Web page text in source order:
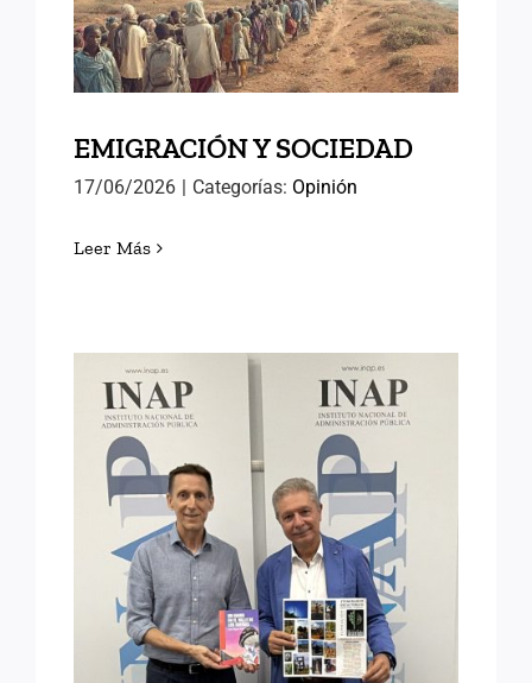
EMIGRACIÓN Y SOCIEDAD
EMIGRACIÓN Y SOCIEDAD
17/06/2026 Categorías: Opinión
Leer Más
UN HAIKU EN EL VALLE
DE LOS SUEÑOS